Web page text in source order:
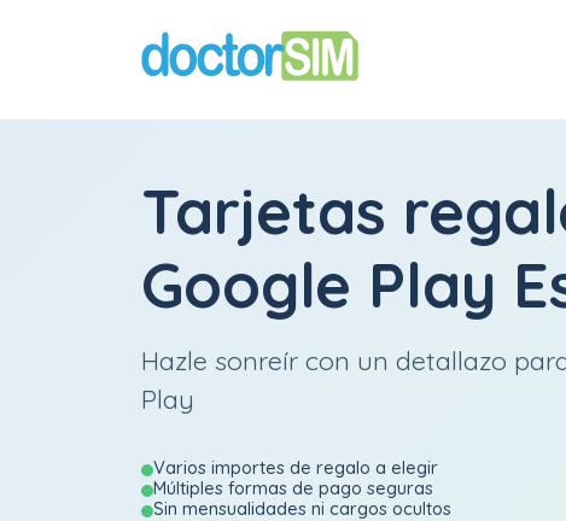
Tarjetas
Google Play
Hazle sonreír con un detallazo
Play
Varios importes de regalo a elegir
Múltiples formas de pago seguras
Sin mensualidades ni cargos ocultos